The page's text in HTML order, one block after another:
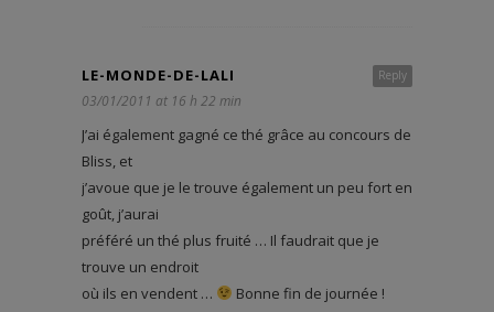
Reply
LE-MONDE-DE-LALI
03/01/2011 at 16 h 22 min
J’ai également gagné ce thé grâce au concours de
Bliss, et
j’avoue que je le trouve également un peu fort en
goût, j’aurai
préféré un thé plus fruité … Il faudrait que je
trouve un endroit
où ils en vendent …
Bonne fin de journée !